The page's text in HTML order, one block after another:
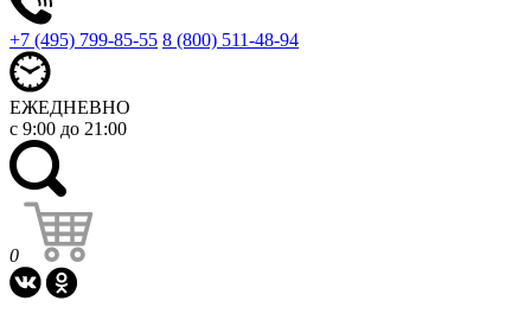
+7 (495) 799-85-55 8 (800) 511-48-94
ЕЖЕДНЕВНО
с 9:00 до 21:00
0